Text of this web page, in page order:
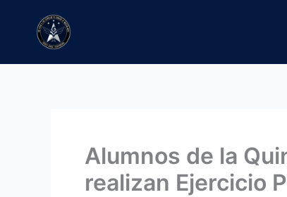
contenido
Alumnos de la
realizan Ejercicio